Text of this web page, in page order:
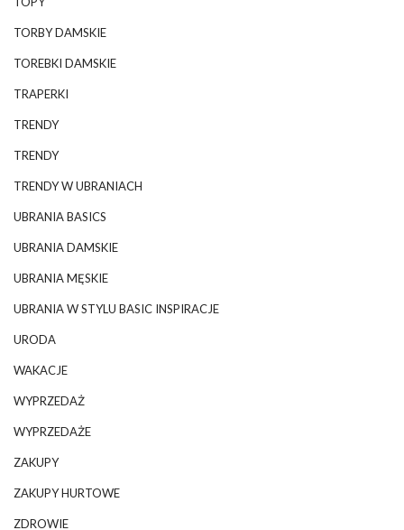
TORBY DAMSKIE
TOREBKI DAMSKIE
TRAPERKI
TRENDY
TRENDY
TRENDY W UBRANIACH
UBRANIA BASICS
UBRANIA DAMSKIE
UBRANIA MĘSKIE
UBRANIA W STYLU BASIC INSPIRACJE
URODA
WAKACJE
WYPRZEDAŻ
WYPRZEDAŻE
ZAKUPY
ZAKUPY HURTOWE
ZDROWIE